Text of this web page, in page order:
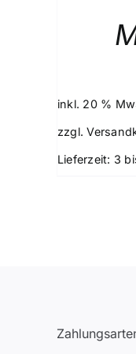
inkl. 20 %
zzgl.
Lieferzeit: 3